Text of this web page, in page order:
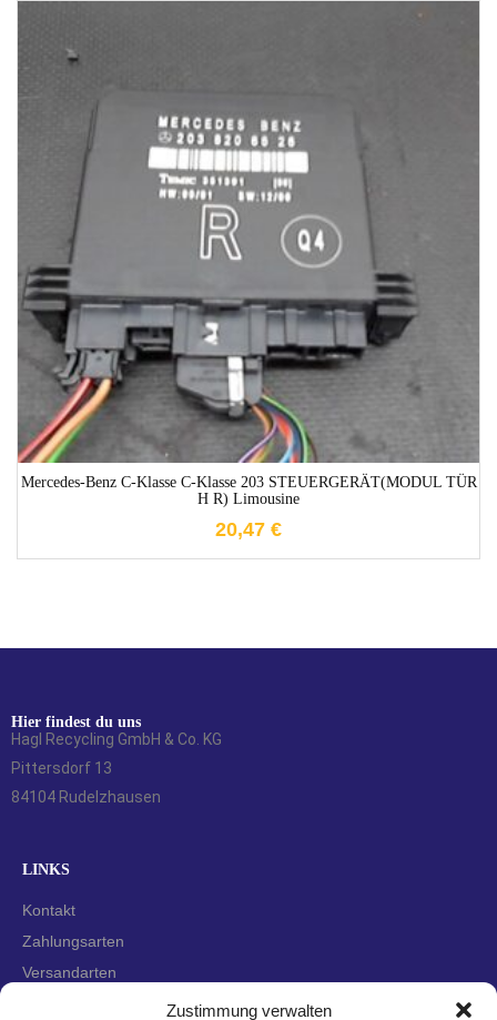
Zustimmung verwalten
Mercedes-Benz C-Klasse C-Klasse 203 STEUERGERÄT(MODUL TÜR
H R) Limousine
20,47 €
1-3 Werktage
Hier findest du uns
Hagl Recycling GmbH & Co. KG
Pittersdorf 13
84104 Rudelzhausen
LINKS
Kontakt
Zahlungsarten
Versandarten